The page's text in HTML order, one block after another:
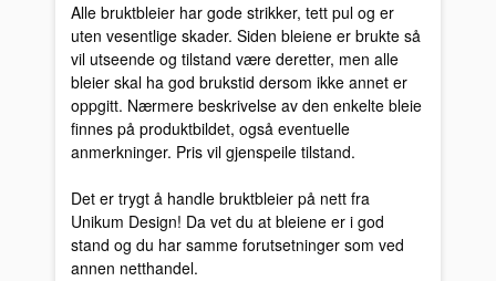
Alle bruktbleier har gode strikker, tett pul og er
uten vesentlige skader. Siden bleiene er brukte så
vil utseende og tilstand være deretter, men alle
bleier skal ha god brukstid dersom ikke annet er
oppgitt. Nærmere beskrivelse av den enkelte bleie
finnes på produktbildet, også eventuelle
anmerkninger. Pris vil gjenspeile tilstand.
Det er trygt å handle bruktbleier på nett fra
Unikum Design! Da vet du at bleiene er i god
stand og du har samme forutsetninger som ved
annen netthandel.